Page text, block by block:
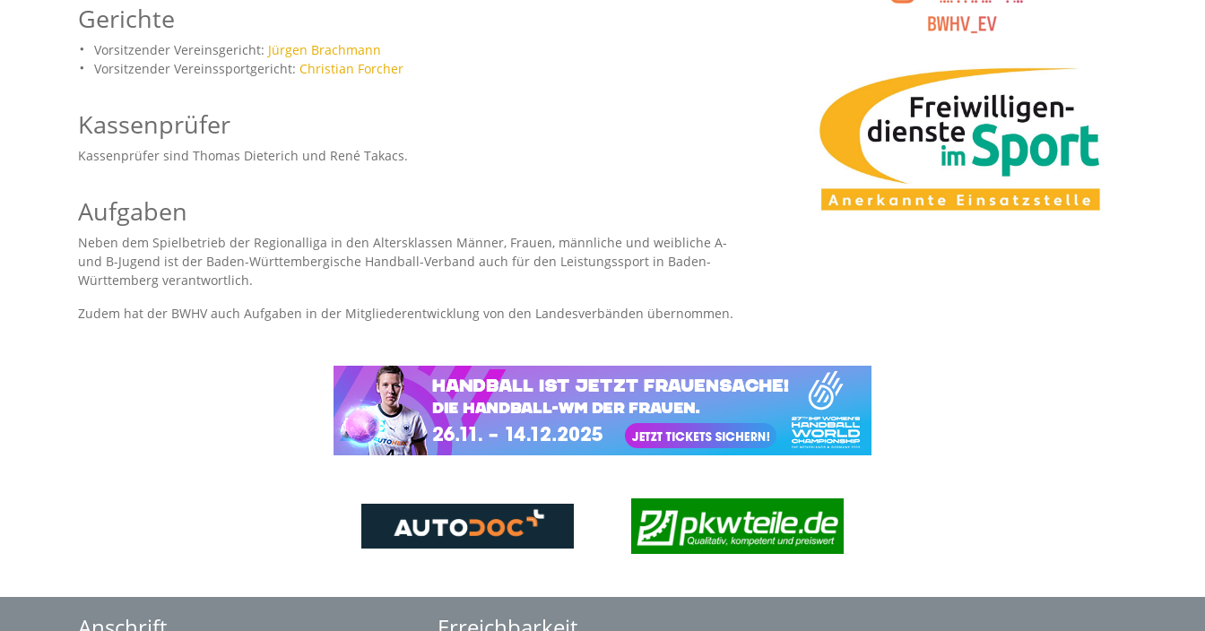
Gerichte
Vorsitzender Vereinsgericht: Jürgen Brachmann
Vorsitzender Vereinssportgericht:Christian Forcher
Kassenprüfer
Kassenprüfer sind Thomas Dieterich und René Takacs.
Aufgaben
Neben dem Spielbetrieb der Regionalliga in den Altersklassen Männer, Frauen, männliche und weibliche A-
und B-Jugend ist der Baden-Württembergische Handball-Verband auch für den Leistungssport in Baden-
Württemberg verantwortlich.
Zudem hat der BWHV auch Aufgaben in der Mitgliederentwicklung von den Landesverbänden übernommen.